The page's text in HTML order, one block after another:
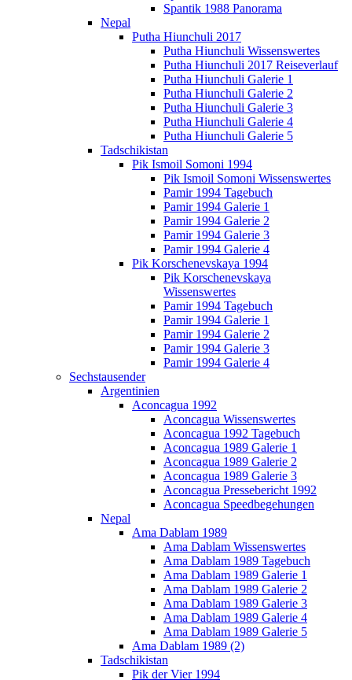
Spantik 1988 Panorama
Nepal
Putha Hiunchuli 2017
Putha Hiunchuli Wissenswertes
Putha Hiunchuli 2017 Reiseverlauf
Putha Hiunchuli Galerie 1
Putha Hiunchuli Galerie 2
Putha Hiunchuli Galerie 3
Putha Hiunchuli Galerie 4
Putha Hiunchuli Galerie 5
Tadschikistan
Pik Ismoil Somoni 1994
Pik Ismoil Somoni Wissenswertes
Pamir 1994 Tagebuch
Pamir 1994 Galerie 1
Pamir 1994 Galerie 2
Pamir 1994 Galerie 3
Pamir 1994 Galerie 4
Pik Korschenevskaya 1994
Pik Korschenevskaya
Wissenswertes
Pamir 1994 Tagebuch
Pamir 1994 Galerie 1
Pamir 1994 Galerie 2
Pamir 1994 Galerie 3
Pamir 1994 Galerie 4
Sechstausender
Argentinien
Aconcagua 1992
Aconcagua Wissenswertes
Aconcagua 1992 Tagebuch
Aconcagua 1989 Galerie 1
Aconcagua 1989 Galerie 2
Aconcagua 1989 Galerie 3
Aconcagua Pressebericht 1992
Aconcagua Speedbegehungen
Nepal
Ama Dablam 1989
Ama Dablam Wissenswertes
Ama Dablam 1989 Tagebuch
Ama Dablam 1989 Galerie 1
Ama Dablam 1989 Galerie 2
Ama Dablam 1989 Galerie 3
Ama Dablam 1989 Galerie 4
Ama Dablam 1989 Galerie 5
Ama Dablam 1989 (2)
Tadschikistan
Pik der Vier 1994